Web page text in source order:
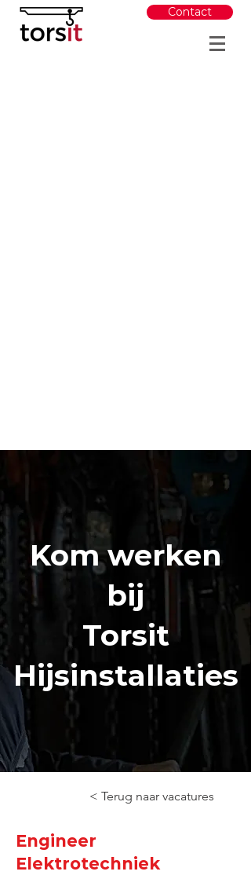
Contact
Kom werken
bij
Torsit
Hijsinstallaties
< Terug naar vacatures
Engineer
Elektrotechniek